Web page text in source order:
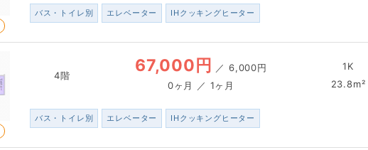
バス・トイレ別 エレベーター IHクッキングヒーター
4階 67,000円 ／6,000円
0ヶ月 ／ 1ヶ月
1K
23.8m²
バス・トイレ別 エレベーター IHクッキングヒーター